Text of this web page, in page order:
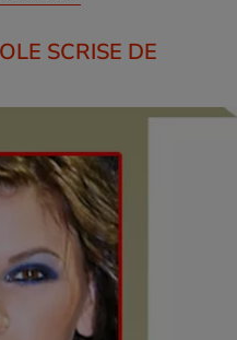
SCRISE DE